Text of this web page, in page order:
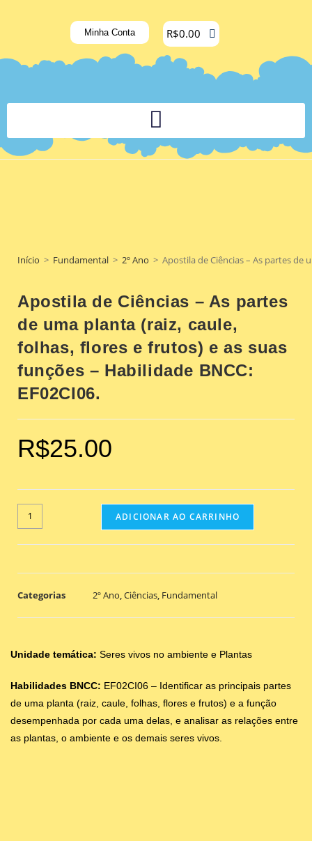
Minha Conta R$0.00
Início > Fundamental > 2º Ano > Apostila de Ciências – As partes de
Apostila de Ciências – As partes
de uma planta (raiz, caule,
folhas, flores e frutos) e as suas
funções – Habilidade BNCC:
EF02CI06.
R$25.00
ADICIONAR AO CARRINHO
Categorias 2º Ano Ciências Fundamental
Unidade temática: Seres vivos no ambiente e Plantas
Habilidades BNCC: EF02CI06 – Identificar as principais partes
de uma planta (raiz, caule, folhas, flores e frutos) e a função
desempenhada por cada uma delas, e analisar as relações entre
as plantas, o ambiente e os demais seres vivos.